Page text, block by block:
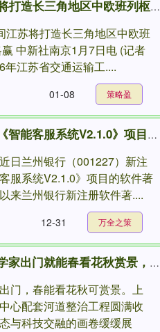
策略赢 “十五五”期间江苏将打造长三角地区中欧班列枢纽
江苏将打造长三角地区中欧班
中新社南京1月7日电 (记者
年江苏省交通运输工....
策略盈
01-08
万全之策 兰州银行新注册《智能客服系统V2.1.0》项目的软件著作权
日兰州银行（001227）新注
服系统V2.1.0》项目的软件著
来兰州银行新注册软件著....
万全之策
12-31
股莘配资 【场面】华为科学家出门就能春看花秋赏景，西岑科创中心配套河道整治工程收官
门，春能看花秋可赏景。上
心配套河道整治工程圆满收
与科技交融的画卷缓缓展